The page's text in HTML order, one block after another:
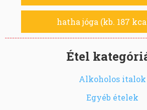
hatha jóga (kb. 187
Étel
Alkoholos italok
Egyéb ételek